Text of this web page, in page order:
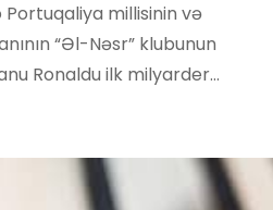
Portuqaliya millisinin və
“Əl-Nəsr” klubunun
Ronaldu ilk milyarder…